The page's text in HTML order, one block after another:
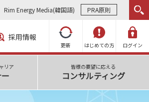
Rim Energy Media(韓国語) PRA原則
更新 はじめての方 ログイン
採用情報
リア 皆様の要望に応える
コンサルティング